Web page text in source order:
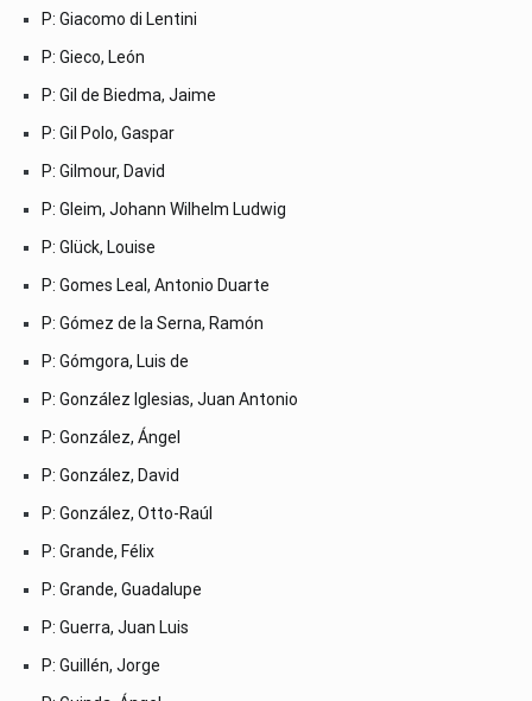
P: Giacomo di Lentini
P: Gieco, León
P: Gil de Biedma, Jaime
P: Gil Polo, Gaspar
P: Gilmour, David
P: Gleim, Johann Wilhelm Ludwig
P: Glück, Louise
P: Gomes Leal, Antonio Duarte
P: Gómez de la Serna, Ramón
P: Gómgora, Luis de
P: González Iglesias, Juan Antonio
P: González, Ángel
P: González, David
P: González, Otto-Raúl
P: Grande, Félix
P: Grande, Guadalupe
P: Guerra, Juan Luis
P: Guillén, Jorge